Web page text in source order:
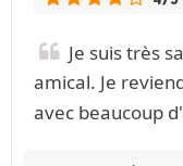
Je suis très
amical. Je
avec beaucoup